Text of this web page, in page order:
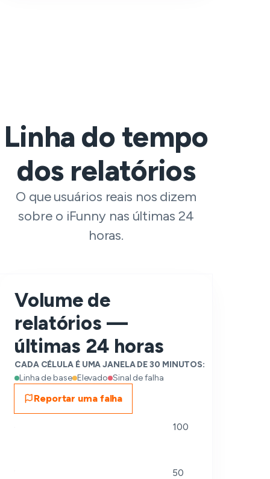
Linha do tempo
dos relatórios
O que usuários reais nos dizem
sobre o iFunny nas últimas 24
horas.
Volume de
relatórios —
últimas 24 horas
CADA CÉLULA É UMA JANELA DE 30 MINUTOS:
Linha de base Elevado Sinal de falha
Reportar uma falha
100
50